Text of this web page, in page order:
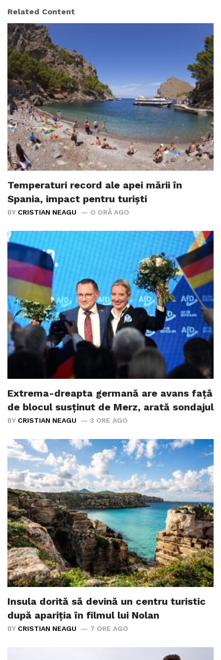
Related Content
Temperaturi record ale apei mării în
Spania, impact pentru turiști
BY CRISTIAN NEAGU O ORĂ AGO
Extrema-dreapta germană are avans față
de blocul susținut de Merz, arată sondajul
BY CRISTIAN NEAGU 3 ORE AGO
Insula dorită să devină un centru turistic
după apariția în filmul lui Nolan
BY CRISTIAN NEAGU 7 ORE AGO